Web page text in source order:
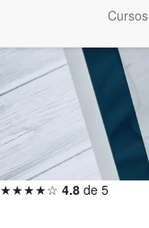
Cursos
★★★★☆ 4.8 de 5